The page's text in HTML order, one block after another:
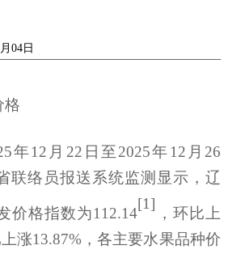
月04日
格
年12 月 22 日至2025年12 月 26
联络员报送系统监测显示，辽
价格指数为112.14
[1]
， 环比上
涨13.87%，各主要水果品种价